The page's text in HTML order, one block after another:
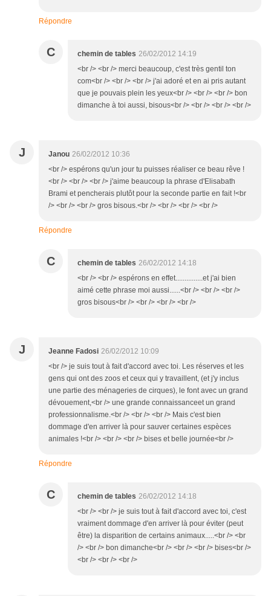
Répondre
C chemin de tables 26/02/2012 14:19
<br /> <br /> merci beaucoup, c'est très gentil ton
com<br /> <br /> <br /> j'ai adoré et en ai pris autant
que je pouvais plein les yeux<br /> <br /> <br /> bon
dimanche à toi aussi, bisous<br /> <br /> <br /> <br />
J Janou 26/02/2012 10:36
<br /> espérons qu'un jour tu puisses réaliser ce beau rêve !
<br /> <br /> <br /> j'aime beaucoup la phrase d'Elisabath
Brami et pencherais plutôt pour la seconde partie en fait !<br
/> <br /> <br /> gros bisous.<br /> <br /> <br /> <br />
Répondre
C chemin de tables 26/02/2012 14:18
<br /> <br /> espérons en effet...............et j'ai bien
aimé cette phrase moi aussi......<br /> <br /> <br />
gros bisous<br /> <br /> <br /> <br />
J Jeanne Fadosi 26/02/2012 10:09
<br /> je suis tout à fait d'accord avec toi. Les réserves et les
gens qui ont des zoos et ceux qui y travaillent, (et j'y inclus
une partie des ménageries de cirques), le font avec un grand
dévouement,<br /> une grande connaissanceet un grand
professionnalisme.<br /> <br /> <br /> Mais c'est bien
dommage d'en arriver là pour sauver certaines espèces
animales !<br /> <br /> <br /> bises et belle journée<br />
Répondre
C chemin de tables 26/02/2012 14:18
<br /> <br /> je suis tout à fait d'accord avec toi, c'est
vraiment dommage d'en arriver là pour éviter (peut
être) la disparition de certains animaux.....<br /> <br
/> <br /> bon dimanche<br /> <br /> <br /> bises<br />
<br /> <br /> <br />